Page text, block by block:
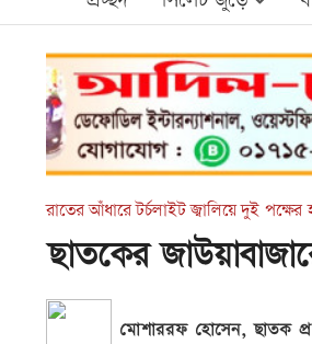
রাতের আঁধারে টর্চলাইট জ্বালিয়ে দুই
ছাতকের
মোশাররফ হোসেন, ছাতক